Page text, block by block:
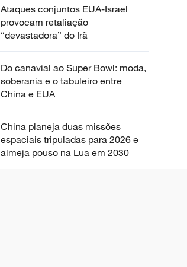
Ataques conjuntos EUA-Israel
provocam retaliação
“devastadora” do Irã
Do canavial ao Super Bowl: moda,
soberania e o tabuleiro entre
China e EUA
China planeja duas missões
espaciais tripuladas para 2026 e
almeja pouso na Lua em 2030